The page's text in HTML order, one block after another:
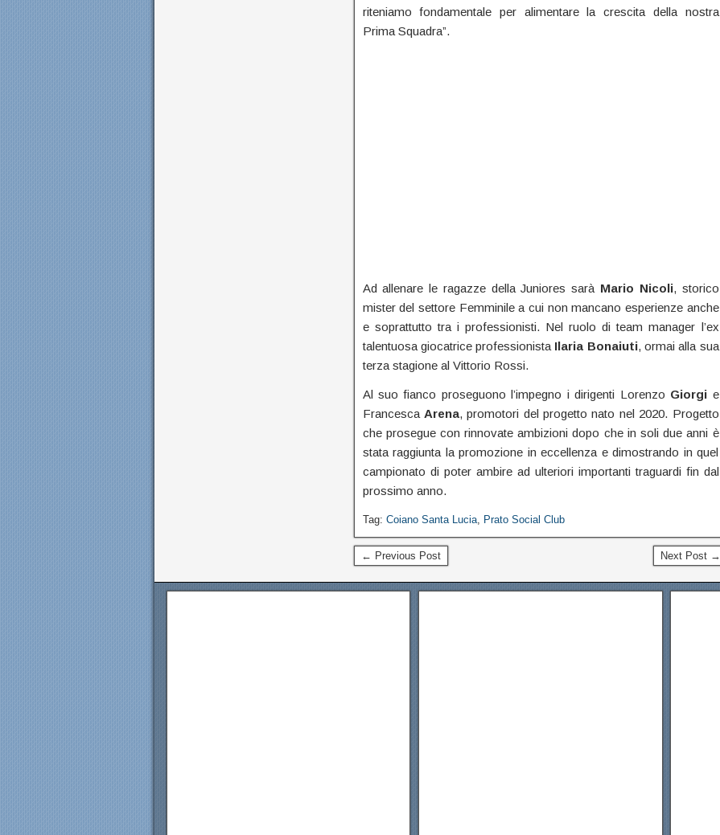
riteniamo fondamentale per alimentare la crescita della nostra
Prima Squadra”.
Ad allenare le ragazze della Juniores sarà Mario Nicoli, storico
mister del settore Femminile a cui non mancano esperienze anche
e soprattutto tra i professionisti. Nel ruolo di team manager l’ex
talentuosa giocatrice professionista Ilaria Bonaiuti, ormai alla sua
terza stagione al Vittorio Rossi.
Al suo fianco proseguono l’impegno i dirigenti Lorenzo Giorgi e
Francesca Arena, promotori del progetto nato nel 2020. Progetto
che prosegue con rinnovate ambizioni dopo che in soli due anni è
stata raggiunta la promozione in eccellenza e dimostrando in quel
campionato di poter ambire ad ulteriori importanti traguardi fin dal
prossimo anno.
Tag: Coiano Santa Lucia, Prato Social Club
← Previous Post Next Post →